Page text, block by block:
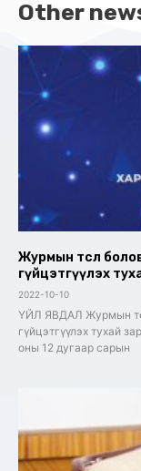
Other
Журмын төсөл
гүйцэтгүүлэх
2022-10-10
ҮЙЛ ЯВДАЛ Журмын
гүйцэтгүүлэх тухай
оны 12 дугаар сарын